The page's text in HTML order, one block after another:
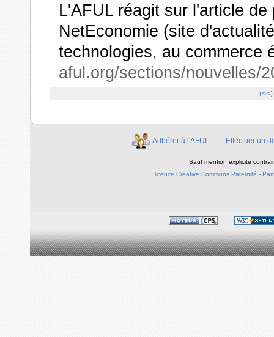
L'AFUL réagit sur l'article
NetEconomie (site
technologies, au commerce
aful.org/sections/nouvelles/
(<<)
Adhérer à l'AFUL Effectuer un
Sauf mention explicite
licence Creative Commons Paternité -